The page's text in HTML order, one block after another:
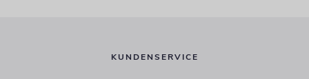
KUNDENSERVICE